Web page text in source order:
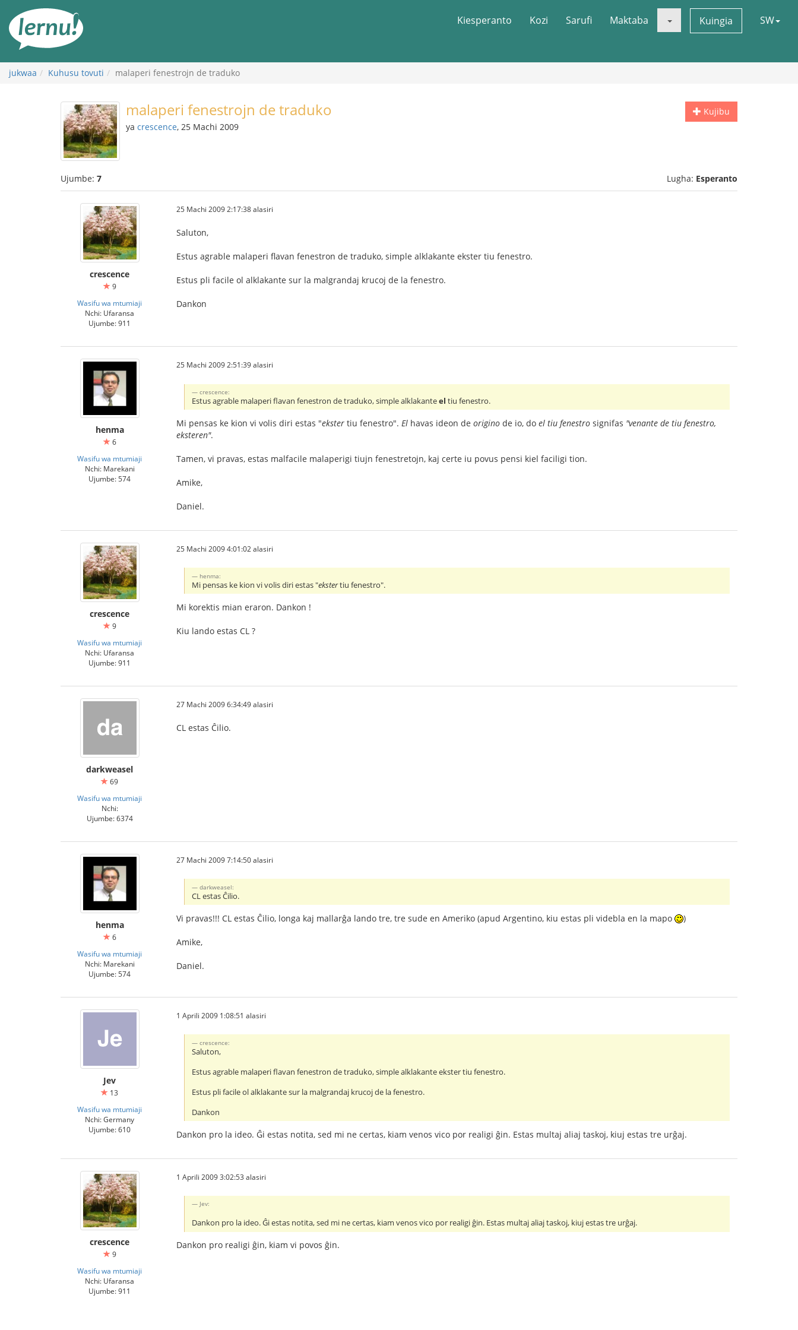
maudhui
Kiesperanto Kozi Sarufi Maktaba Kuingia SW
jukwaa Kuhusu tovuti malaperi fenestrojn de traduko
Kujibu
malaperi fenestrojn de traduko
ya crescence, 25 Machi 2009
Ujumbe: 7 Lugha: Esperanto
crescence
9
Wasifu wa mtumiaji
Nchi: Ufaransa
Ujumbe: 911
25 Machi 2009 2:17:38 alasiri
Saluton,
Estus agrable malaperi flavan fenestron de traduko, simple alklakante ekster tiu fenestro.
Estus pli facile ol alklakante sur la malgrandaj krucoj de la fenestro.
Dankon
henma
6
Wasifu wa mtumiaji
Nchi: Marekani
Ujumbe: 574
25 Machi 2009 2:51:39 alasiri
crescence:
Estus agrable malaperi flavan fenestron de traduko, simple alklakanteel tiu fenestro.
Mi pensas ke kion vi volis diri estas "ekster tiu fenestro". El havas ideon de origino de io, do el tiu fenestro signifas "venante de tiu fenestro,
eksteren".
Tamen, vi pravas, estas malfacile malaperigi tiujn fenestretojn, kaj certe iu povus pensi kiel faciligi tion.
Amike,
Daniel.
crescence
9
Wasifu wa mtumiaji
Nchi: Ufaransa
Ujumbe: 911
25 Machi 2009 4:01:02 alasiri
henma:
Mi pensas ke kion vi volis diri estas "ekstertiu fenestro".
Mi korektis mian eraron. Dankon !
Kiu lando estas CL ?
darkweasel
69
Wasifu wa mtumiaji
Nchi:
Ujumbe: 6374
27 Machi 2009 6:34:49 alasiri
CL estas Ĉilio.
henma
6
Wasifu wa mtumiaji
Nchi: Marekani
Ujumbe: 574
27 Machi 2009 7:14:50 alasiri
darkweasel:
CL estas Ĉilio.
Vi pravas!!! CL estas Ĉilio, longa kaj mallarĝa lando tre, tre sude en Ameriko (apud Argentino, kiu estas pli videbla en la mapo )
Amike,
Daniel.
Jev
13
Wasifu wa mtumiaji
Nchi: Germany
Ujumbe: 610
1 Aprili 2009 1:08:51 alasiri
crescence:
Saluton,
Estus agrable malaperi flavan fenestron de traduko, simple alklakante ekster tiu fenestro.
Estus pli facile ol alklakante sur la malgrandaj krucoj de la fenestro.
Dankon
Dankon pro la ideo. Ĝi estas notita, sed mi ne certas, kiam venos vico por realigi ĝin. Estas multaj aliaj taskoj, kiuj estas tre urĝaj.
crescence
9
Wasifu wa mtumiaji
Nchi: Ufaransa
Ujumbe: 911
1 Aprili 2009 3:02:53 alasiri
Jev:
Dankon pro la ideo. Ĝi estas notita, sed mi ne certas, kiam venos vico por realigi ĝin. Estas multaj aliaj taskoj, kiuj estas tre urĝaj.
Dankon pro realigi ĝin, kiam vi povos ĝin.